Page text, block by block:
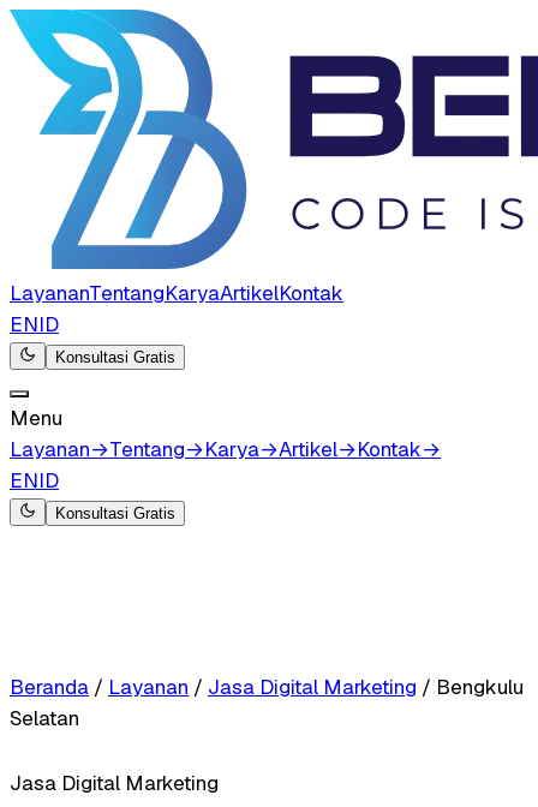
LayananTentangKaryaArtikelKontak
ENID
Konsultasi Gratis
Menu
Layanan→Tentang→Karya→Artikel→Kontak→
ENID
Konsultasi Gratis
Beranda / Layanan / Jasa Digital Marketing / Bengkulu
Selatan
Jasa Digital Marketing